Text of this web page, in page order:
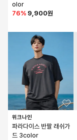
olor
76% 9,900원
위크나인
파라다이스 반팔 래쉬가
드 3color